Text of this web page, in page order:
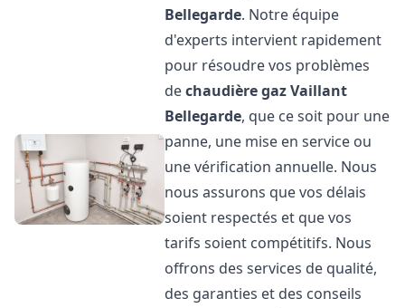
Bellegarde. Notre équipe
d'experts intervient rapidement
pour résoudre vos problèmes
dechaudière gaz Vaillant
Bellegarde, que ce soit pour une
panne, une mise en service ou
une vérification annuelle. Nous
nous assurons que vos délais
soient respectés et que vos
tarifs soient compétitifs. Nous
offrons des services de qualité,
des garanties et des conseils